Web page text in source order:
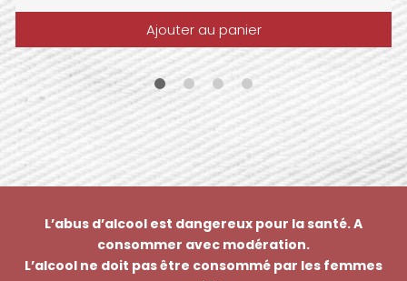
Ajouter au panier
L’abus d’alcool est dangereux pour la santé. A
consommer avec modération.
L’alcool ne doit pas être consommé par les femmes